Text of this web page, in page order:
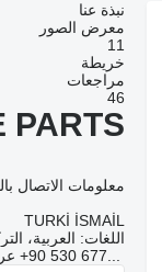
نبذة عنا
معرض الصور
11
خريطة
مراجعات
46
PARTS
معلومات الاتصال
TURKİ İSMAİL
اللغات: العربية،
+90 530 677...